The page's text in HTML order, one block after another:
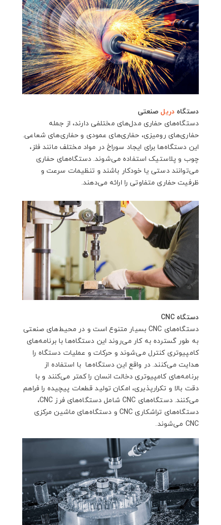
دستگاه دریل صنعتی
دستگاه‌های حفاری مدل‌های مختلفی دارند، از جمله
حفاری‌های رومیزی، حفاری‌های عمودی و حفاری‌های شعاعی.
این دستگاه‌ها برای ایجاد سوراخ در مواد مختلف مانند فلز،
چوب و پلاستیک استفاده می‌شوند. دستگاه‌های حفاری
می‌توانند دستی یا خودکار باشند و تنظیمات سرعت و
ظرفیت حفاری متفاوتی را ارائه می‌دهند.
دستگاه CNC
دستگاه‌های CNC بسیار متنوع است و در محیط‌های صنعتی
به طور گسترده به کار می‌روند این دستگاه‌ها با برنامه‌های
کامپیوتری کنترل می‌شوند و حرکات و عملیات دستگاه را
هدایت می‌کنند. در واقع این دستگاه‌ها با استفاده از
برنامه‌های کامپیوتری دخالت انسان را کمتر می‌کنند و با
دقت بالا و تکرارپذیری، امکان تولید قطعات پیچیده را فراهم
می‌کنند. دستگاه‌‍‌های CNC شامل دستگاه‌های فرز CNC،
دستگاه‌های تراشکاری ‌CNC و دستگاه‌های ماشین مرکزی‌‌
CNC می‌شوند.